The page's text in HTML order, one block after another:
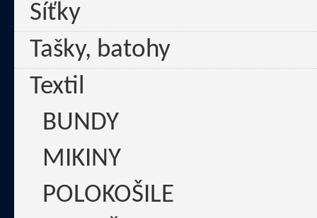
Síťky
Tašky, batohy
Textil
BUNDY
MIKINY
POLOKOŠILE